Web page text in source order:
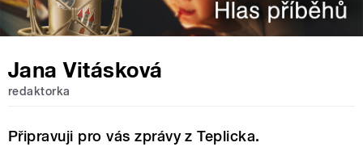
Jana Vitásková
redaktorka
Připravuji pro vás zprávy z Teplicka.